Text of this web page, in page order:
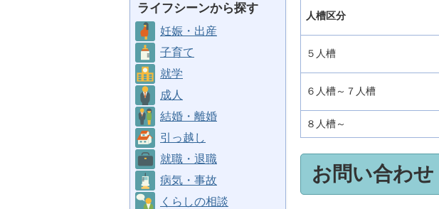
ライフシーンから探す
妊娠・出産
子育て
就学
成人
結婚・離婚
引っ越し
就職・退職
病気・事故
くらしの相談
人槽区分
５人槽
６人槽～７人槽
８人槽～
お問い合わせ